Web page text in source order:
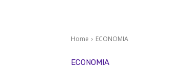
Home ECONOMIA
ECONOMIA